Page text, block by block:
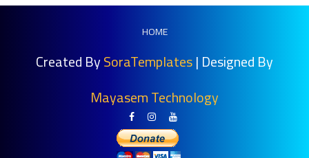
HOME
Created BySoraTemplates| Designed By
Mayasem Technology